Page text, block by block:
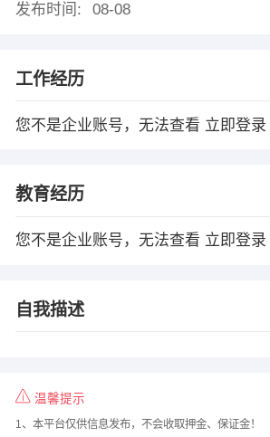
发布时间:
08-08
工作经历
您不是企业账号，无法查看 立即登录
教育经历
您不是企业账号，无法查看 立即登录
自我描述
温馨提示
1、本平台仅供信息发布，不会收取押金、保证金！